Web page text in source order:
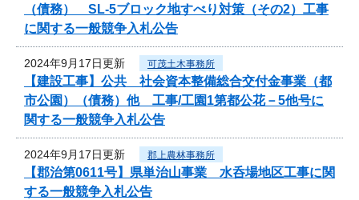
（債務） SL-5ブロック地すべり対策（その2）工事
に関する一般競争入札公告
2024年9月17日更新 可茂土木事務所
【建設工事】公共 社会資本整備総合交付金事業（都
市公園）（債務）他 工事/工園1第都公花－5他号に
関する一般競争入札公告
2024年9月17日更新 郡上農林事務所
【郡治第0611号】県単治山事業 水呑場地区工事に関
する一般競争入札公告